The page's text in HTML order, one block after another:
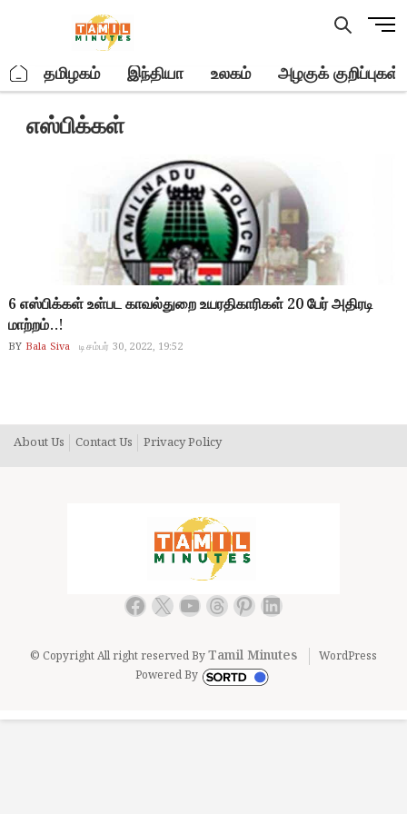
M
u
. தமிழகம் இந்தியா உலகம் அழகுக் குறிப்புகள்
எஸ்பிக்கள்
6 எஸ்பிக்கள் உள்பட காவல்துறை உயரதிகாரிகள் 20 பேர் அதிரடி
மாற்றம்..!
BY Bala Siva டிசம்பர் 30, 2022, 19:52
About Us Contact Us Privacy Policy
Facebook
X YouTube
Threads
Pinterest
LinkedIn
© Copyright All right reserved ByTamil Minutes
WordPress
Powered By